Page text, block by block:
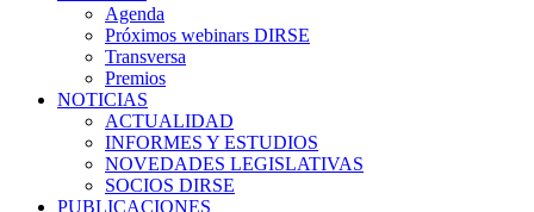
Agenda
Próximos webinars DIRSE
Transversa
Premios
NOTICIAS
ACTUALIDAD
INFORMES Y ESTUDIOS
NOVEDADES LEGISLATIVAS
SOCIOS DIRSE
PUBLICACIONES